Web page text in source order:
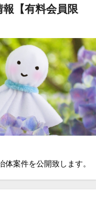
【有料会員限
案件を公開致します。